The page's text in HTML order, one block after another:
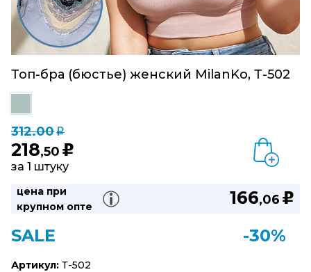
Топ-бра (бюстье) женский MilanKo, Т-502
312.00q
218,50 u
за 1 штуку
цена при
крупном опте
166,06 u
SALE -30%
Артикул: Т-502